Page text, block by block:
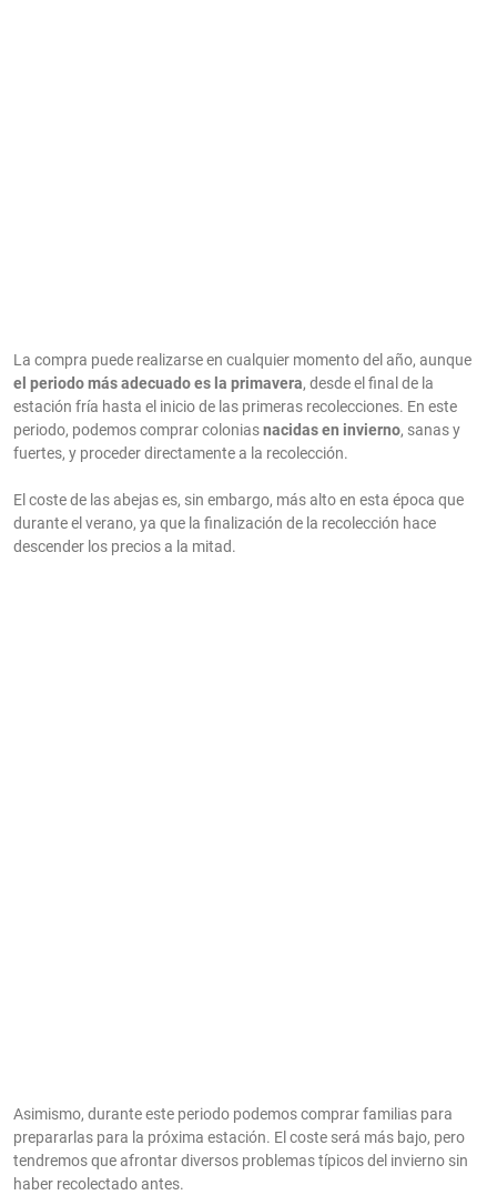
La compra puede realizarse en cualquier momento del año, aunque
el periodo más adecuado es la primavera, desde el final de la
estación fría hasta el inicio de las primeras recolecciones. En este
periodo, podemos comprar coloniasnacidas en invierno, sanas y
fuertes, y proceder directamente a la recolección.
El coste de las abejas es, sin embargo, más alto en esta época que
durante el verano, ya que la finalización de la recolección hace
descender los precios a la mitad.
Asimismo, durante este periodo podemos comprar familias para
prepararlas para la próxima estación. El coste será más bajo, pero
tendremos que afrontar diversos problemas típicos del invierno sin
haber recolectado antes.